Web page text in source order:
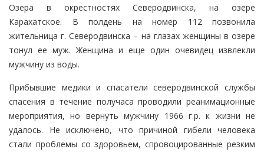
Озера в окрестностях Северодвинска, на озере
Карахатское. В полдень на номер 112 позвонила
жительница г. Северодвинска – на глазах женщины в озере
тонул ее муж. Женщина и еще один очевидец извлекли
мужчину из воды.
Прибывшие медики и спасатели северодвинской службы
спасения в течение получаса проводили реанимационные
мероприятия, но вернуть мужчину 1966 г.р. к жизни не
удалось. Не исключено, что причиной гибели человека
стали проблемы со здоровьем, спровоцированные резким